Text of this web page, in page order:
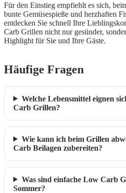
Für den Einstieg empfiehlt es sich,
bunte Gemüsespieße und herzhaften
entdecken Sie schnell Ihre
Carb Grillen nicht nur gesünder,
Highlight für Sie und Ihre Gäste.
Häufige Fragen
Welche Lebensmittel eignen
Carb Grillen?
Wie kann ich beim Grillen
Carb Beilagen zubereiten?
Was sind einfache Low Carb
Sommer?